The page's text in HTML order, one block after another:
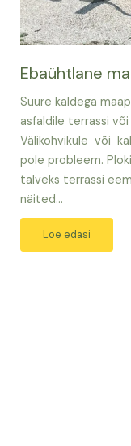
Ebaühtlane
Suure kaldega
asfaldile terrassi
Välikohvikule või
pole probleem.
talveks terrassi
näited…
Loe edasi